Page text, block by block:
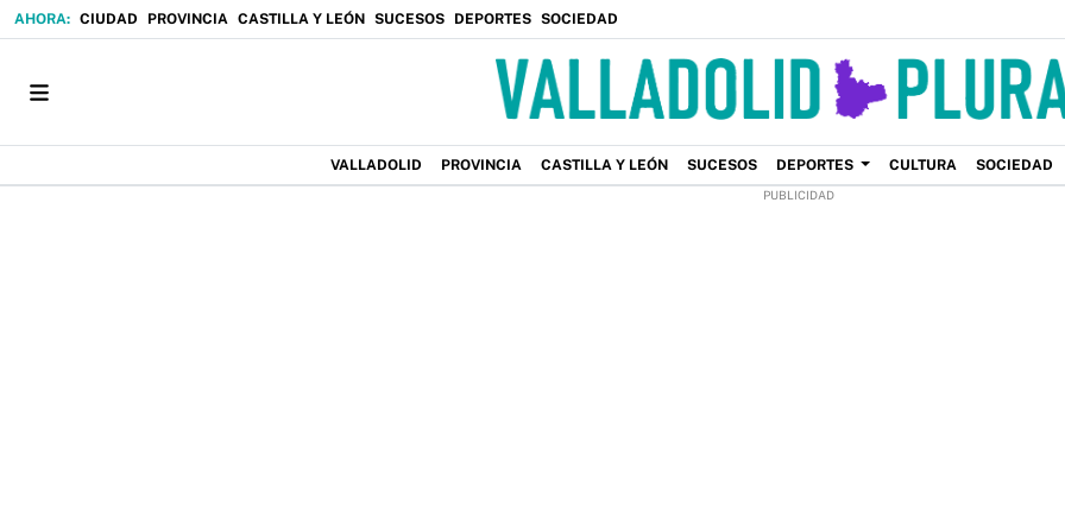
CIUDAD PROVINCIA CASTILLA Y LEÓN SUCESOS DEPORTES SOCIEDAD
VALLADOLID PROVINCIA CASTILLA Y LEÓN SUCESOS DEPORTES CULTURA SOCIEDAD